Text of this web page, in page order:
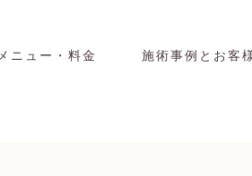
ニュー・料金 施術事例とお客